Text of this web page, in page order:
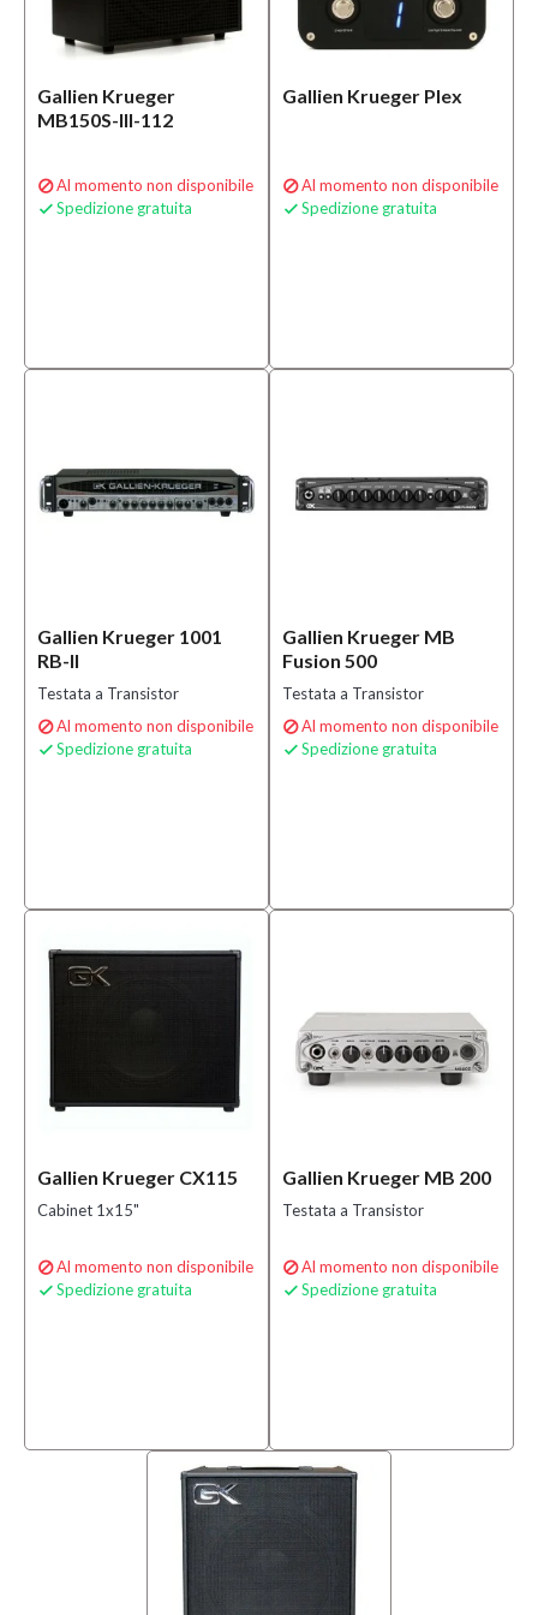
Si
Solo
disponibili
Si
Gallien Krueger
MB150S-III-112
Al momento non disponibile
 Spedizione gratuita
Gallien Krueger Plex
Al momento non disponibile
 Spedizione gratuita
Gallien Krueger 1001
RB-II
Testata a Transistor
Al momento non disponibile
 Spedizione gratuita
Gallien Krueger MB
Fusion 500
Testata a Transistor
Al momento non disponibile
 Spedizione gratuita
Gallien Krueger CX115
Cabinet 1x15"
Al momento non disponibile
 Spedizione gratuita
Gallien Krueger MB 200
Testata a Transistor
Al momento non disponibile
 Spedizione gratuita